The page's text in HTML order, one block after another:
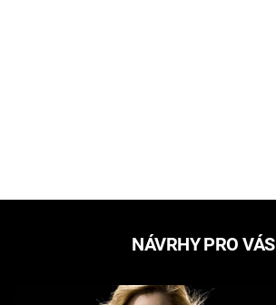
NÁVRHY PRO VÁS